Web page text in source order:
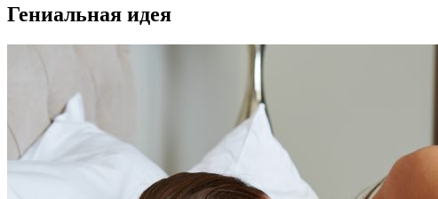
Гениальная идея